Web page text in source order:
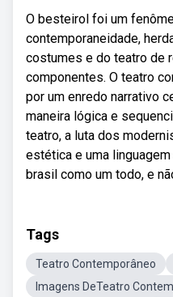
O besteirol foi um
contemporaneidade,
costumes e do teatro de
componentes. O teatro
por um enredo narrativo
maneira lógica e
teatro, a luta dos
estética e uma
brasil como um todo, e
Tags
Teatro Contemporâneo
Imagens DeTeatro